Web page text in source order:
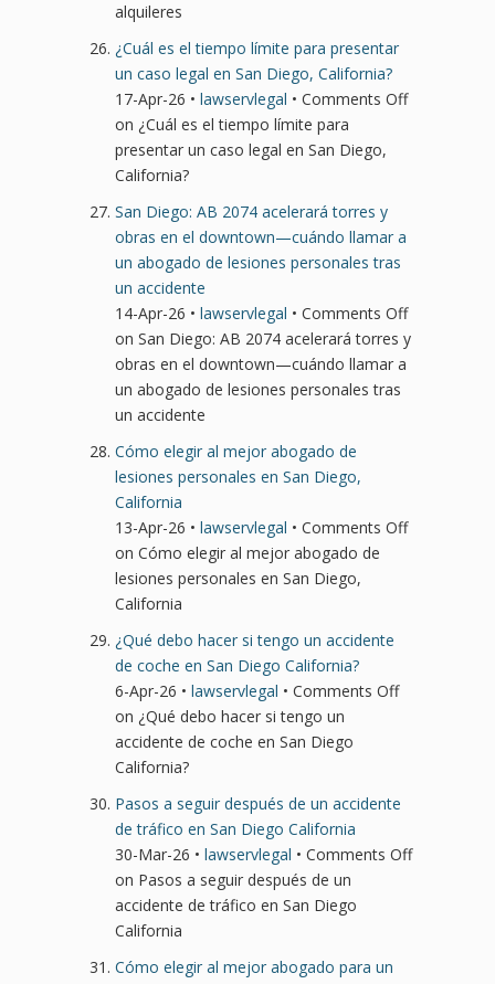
alquileres
¿Cuál es el tiempo límite para presentar
un caso legal en San Diego, California?
17-Apr-26 • lawservlegal • Comments Off
on ¿Cuál es el tiempo límite para
presentar un caso legal en San Diego,
California?
San Diego: AB 2074 acelerará torres y
obras en el downtown—cuándo llamar a
un abogado de lesiones personales tras
un accidente
14-Apr-26 • lawservlegal • Comments Off
on San Diego: AB 2074 acelerará torres y
obras en el downtown—cuándo llamar a
un abogado de lesiones personales tras
un accidente
Cómo elegir al mejor abogado de
lesiones personales en San Diego,
California
13-Apr-26 • lawservlegal • Comments Off
on Cómo elegir al mejor abogado de
lesiones personales en San Diego,
California
¿Qué debo hacer si tengo un accidente
de coche en San Diego California?
6-Apr-26 • lawservlegal • Comments Off
on ¿Qué debo hacer si tengo un
accidente de coche en San Diego
California?
Pasos a seguir después de un accidente
de tráfico en San Diego California
30-Mar-26 • lawservlegal • Comments Off
on Pasos a seguir después de un
accidente de tráfico en San Diego
California
Cómo elegir al mejor abogado para un